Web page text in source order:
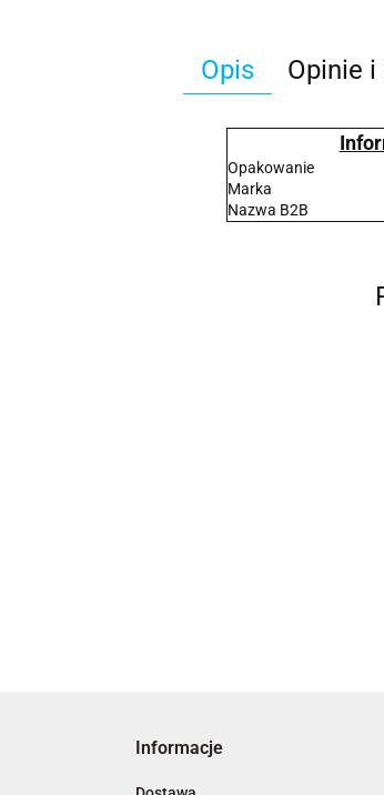
Opis Opinie i
Opakowanie
Marka
Nazwa B2B
Informacje